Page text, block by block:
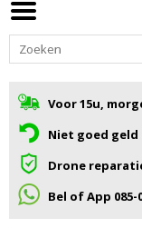
Voor 15u,
Niet goed
Drone
Bel of App 085-